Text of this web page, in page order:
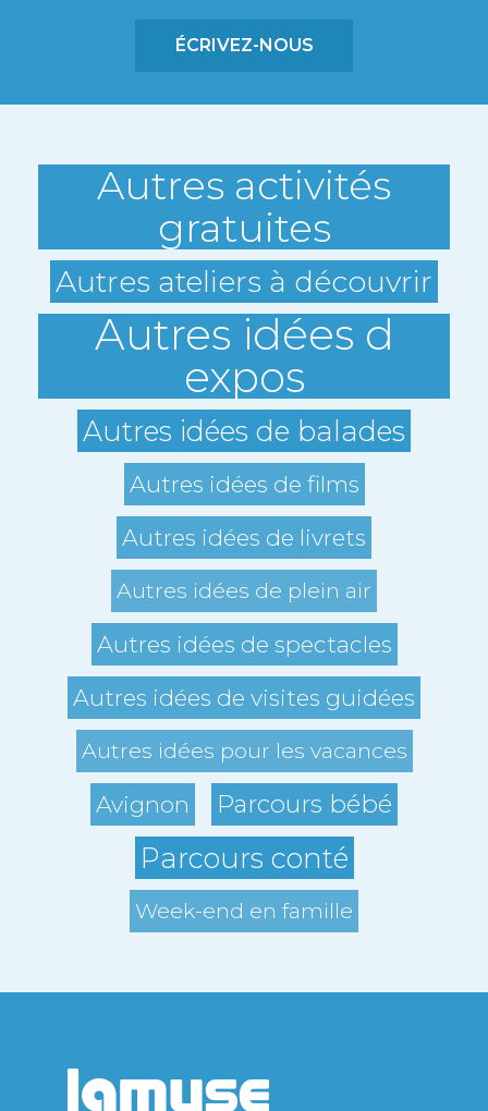
ÉCRIVEZ-NOUS
Autres activités
gratuites
Autres ateliers à découvrir
Autres idées d
expos
Autres idées de balades
Autres idées de films
Autres idées de livrets
Autres idées de plein air
Autres idées de spectacles
Autres idées de visites guidées
Autres idées pour les vacances
Avignon Parcours bébé
Parcours conté
Week-end en famille